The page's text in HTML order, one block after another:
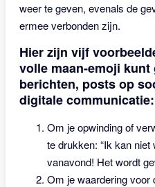
weer te geven, evenals de
ermee verbonden zijn.
Hier zijn vijf
volle maan-emoji
berichten, posts op
digitale communicatie:
Om je opwinding of
te drukken: “Ik kan
vanavond! Het wordt
Om je waardering voor